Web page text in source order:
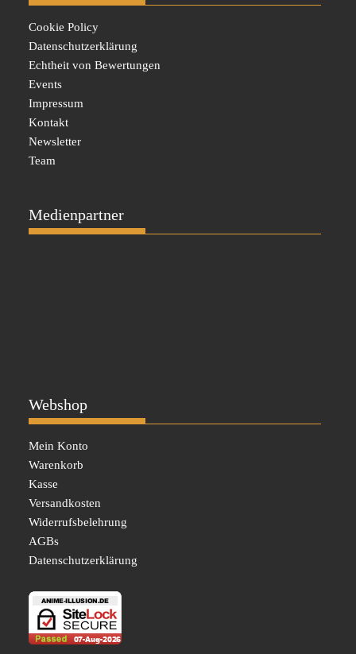
Cookie Policy
Datenschutzerklärung
Echtheit von Bewertungen
Events
Impressum
Kontakt
Newsletter
Team
Medienpartner
Webshop
Mein Konto
Warenkorb
Kasse
Versandkosten
Widerrufsbelehrung
AGBs
Datenschutzerklärung